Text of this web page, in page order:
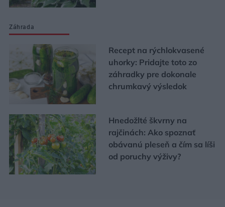
Záhrada
Recept na rýchlokvasené
uhorky: Pridajte toto zo
záhradky pre dokonale
chrumkavý výsledok
Hnedožlté škvrny na
rajčinách: Ako spoznať
obávanú pleseň a čím sa líši
od poruchy výživy?